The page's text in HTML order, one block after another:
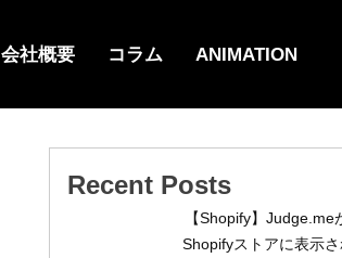
会社概要 コラム ANIMATION
Recent Posts
【Shopify】Judge.me
Shopifyストアに表示